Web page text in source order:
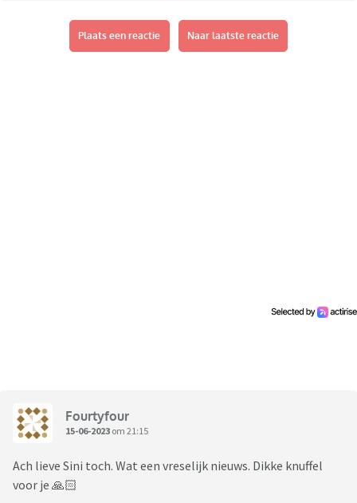
Plaats een reactie Naar laatste reactie
Fourtyfour
15-06-2023 om 21:15
Ach lieve Sini toch. Wat een vreselijk nieuws. Dikke knuffel
voor je 🙏🏻